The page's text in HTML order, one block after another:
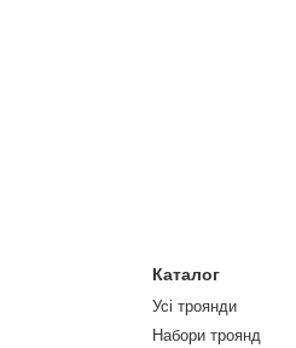
Каталог
Усі троянди
Набори троянд